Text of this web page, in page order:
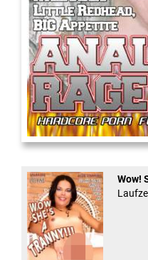
Anal Rage #5
Wow!